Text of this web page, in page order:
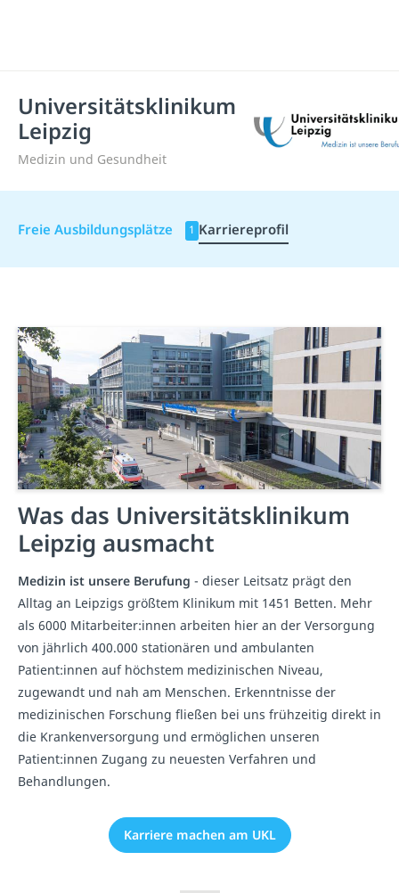
Universitätsklinikum
Leipzig
Medizin und Gesundheit
Freie Ausbildungsplätze 1 Karriereprofil
Was das Universitätsklinikum
Leipzig ausmacht
Medizin ist unsere Berufung - dieser Leitsatz prägt den
Alltag an Leipzigs größtem Klinikum mit 1451 Betten. Mehr
als 6000 Mitarbeiter:innen arbeiten hier an der Versorgung
von jährlich 400.000 stationären und ambulanten
Patient:innen auf höchstem medizinischen Niveau,
zugewandt und nah am Menschen. Erkenntnisse der
medizinischen Forschung fließen bei uns frühzeitig direkt in
die Krankenversorgung und ermöglichen unseren
Patient:innen Zugang zu neuesten Verfahren und
Behandlungen.
Karriere machen am UKL